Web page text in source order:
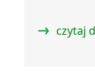
czytaj